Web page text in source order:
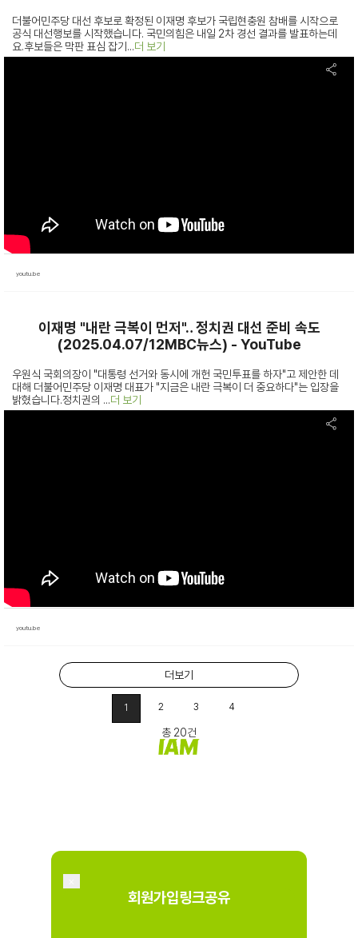
더불어민주당 대선 후보로 확정된 이재명 후보가 국립현충원 참배를 시작으로
공식 대선행보를 시작했습니다. 국민의힘은 내일 2차 경선 결과를 발표하는데
요.후보들은 막판 표심 잡기...더 보기
youtu.be
이재명 "내란 극복이 먼저"‥ 정치권 대선 준비 속도
(2025.04.07/12MBC뉴스) - YouTube
우원식 국회의장이 "대통령 선거와 동시에 개헌 국민투표를 하자"고 제안한 데
대해 더불어민주당 이재명 대표가 "지금은 내란 극복이 더 중요하다"는 입장을
밝혔습니다.정치권의 ...더 보기
youtu.be
더보기
1 2 3 4
총 20건
회원가입링크공유